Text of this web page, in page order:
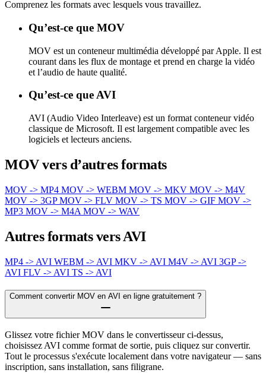
Comprenez les formats avec lesquels vous travaillez.
Qu’est-ce que MOV
MOV est un conteneur multimédia développé par Apple. Il est
courant dans les flux de montage et prend en charge la vidéo
et l’audio de haute qualité.
Qu’est-ce que AVI
AVI (Audio Video Interleave) est un format conteneur vidéo
classique de Microsoft. Il est largement compatible avec les
logiciels et lecteurs anciens.
MOV vers d’autres formats
MOV -> MP4 MOV -> WEBM MOV -> MKV MOV -> M4V
MOV -> 3GPMOV -> FLV MOV -> TS MOV -> GIF MOV ->
MP3 MOV -> M4A MOV -> WAV
Autres formats vers AVI
MP4 -> AVI WEBM -> AVI MKV -> AVI M4V -> AVI 3GP ->
AVI FLV -> AVI TS -> AVI
Comment convertir MOV en AVI en ligne gratuitement ?
Glissez votre fichier MOV dans le convertisseur ci-dessus,
choisissez AVI comme format de sortie, puis cliquez sur convertir.
Tout le processus s'exécute localement dans votre navigateur — sans
inscription, sans installation, sans filigrane.